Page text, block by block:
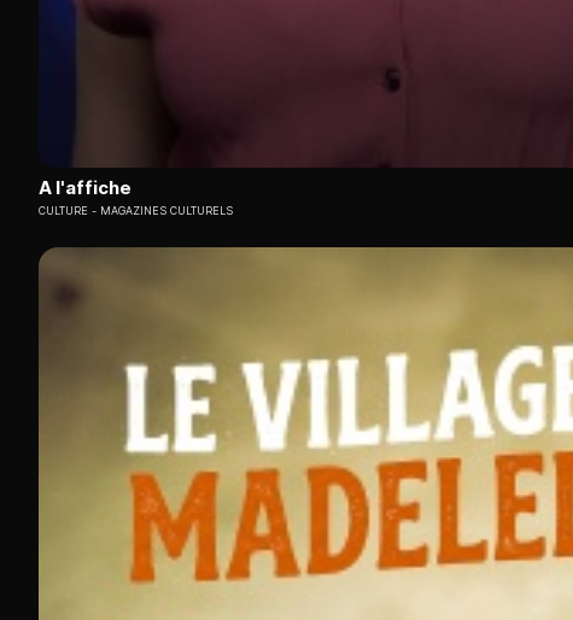
A l'affiche
CULTURE MAGAZINES CULTURELS